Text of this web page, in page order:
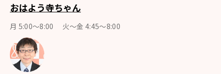
おはよう寺ちゃん
月 5:00～8:00 火～金 4:45～8:00